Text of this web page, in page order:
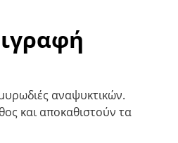
αναψυκτικών.
και αποκαθιστούν τα